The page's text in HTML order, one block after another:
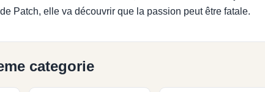
Patch, elle va découvrir que la passion peut être fatale.
categorie